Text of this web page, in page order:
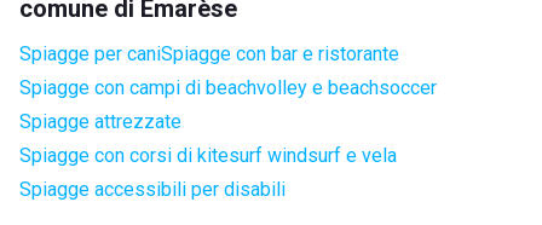
comune di Emarèse
Spiagge per caniSpiagge con bar e ristorante
Spiagge con campi di beachvolley e beachsoccer
Spiagge attrezzate
Spiagge con corsi di kitesurf windsurf e vela
Spiagge accessibili per disabili